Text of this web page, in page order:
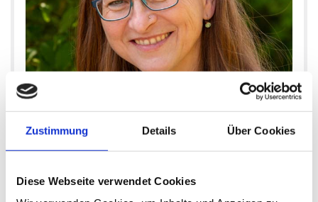
Zustimmung Details Über Cookies
Diese Webseite verwendet Cookies